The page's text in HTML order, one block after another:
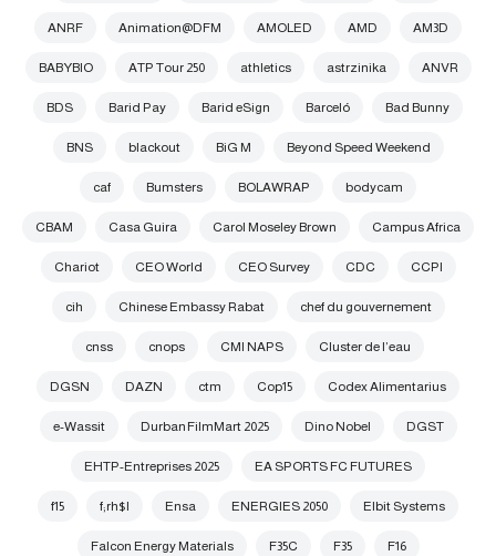
AM3D
AMD
AMOLED
Animation@DFM
ANRF
ANVR
astrzinika
athletics
ATP Tour 250
BABYBIO
Bad Bunny
Barceló
Barid eSign
Barid Pay
BDS
Beyond Speed Weekend
BiG M
blackout
BNS
bodycam
BOLAWRAP
Bumsters
caf
Campus Africa
Carol Moseley Brown
Casa Guira
CBAM
CCPI
CDC
CEO Survey
CEO World
Chariot
chef du gouvernement
Chinese Embassy Rabat
cih
Cluster de l’eau
CMI NAPS
cnops
cnss
Codex Alimentarius
Cop15
ctm
DAZN
DGSN
DGST
Dino Nobel
Durban FilmMart 2025
e-Wassit
EA SPORTS FC FUTURES
EHTP-Entreprises 2025
Elbit Systems
ENERGIES 2050
Ensa
f;rh$l
f15
F16
F35
F35C
Falcon Energy Materials